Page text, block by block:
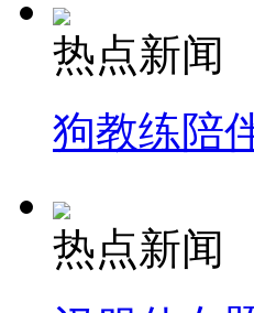
热点新闻
狗教练陪
热点新闻